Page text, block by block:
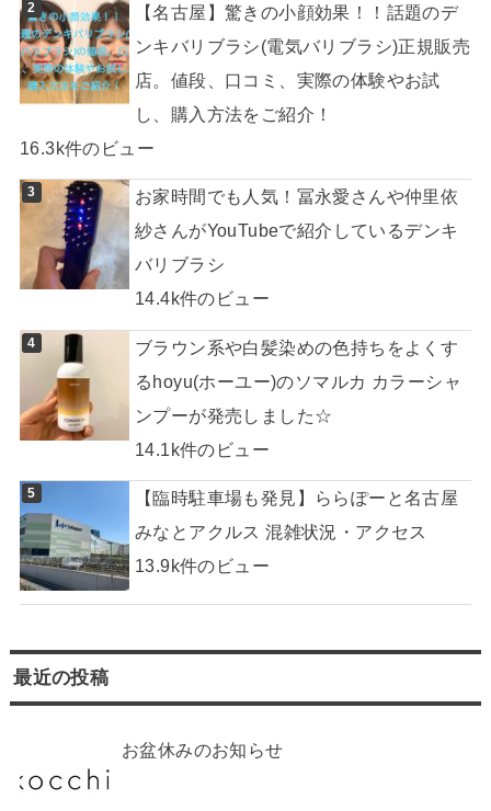
【名古屋】驚きの小顔効果！！話題のデ
ンキバリブラシ(電気バリブラシ)正規販売
店。値段、口コミ、実際の体験やお試
し、購入方法をご紹介！
16.3k件のビュー
お家時間でも人気！冨永愛さんや仲里依
紗さんがYouTubeで紹介しているデンキ
バリブラシ
14.4k件のビュー
ブラウン系や白髪染めの色持ちをよくす
るhoyu(ホーユー)のソマルカ カラーシャ
ンプーが発売しました☆
14.1k件のビュー
【臨時駐車場も発見】ららぽーと名古屋
みなとアクルス 混雑状況・アクセス
13.9k件のビュー
最近の投稿
お盆休みのお知らせ